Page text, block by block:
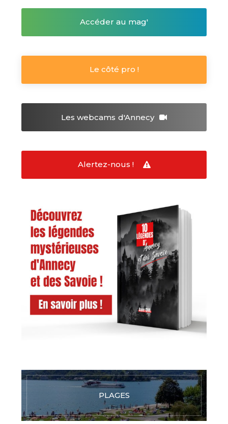
Accéder au mag'
Le côté pro !
Les webcams d'Annecy
Alertez-nous !
PLAGES